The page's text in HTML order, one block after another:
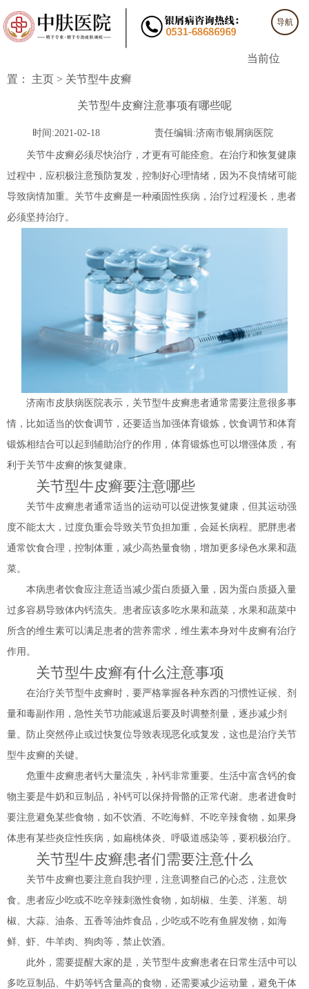
导航
当前位
置： 主页 > 关节型牛皮癣
关节型牛皮癣注意事项有哪些呢
时间:2021-02-18 责任编辑:济南市银屑病医院
关节牛皮癣必须尽快治疗，才更有可能痊愈。在治疗和恢复健康
过程中，应积极注意预防复发，控制好心理情绪，因为不良情绪可能
导致病情加重。关节牛皮癣是一种顽固性疾病，治疗过程漫长，患者
必须坚持治疗。
济南市皮肤病医院表示，关节型牛皮癣患者通常需要注意很多事
情，比如适当的饮食调节，还要适当加强体育锻炼，饮食调节和体育
锻炼相结合可以起到辅助治疗的作用，体育锻炼也可以增强体质，有
利于关节牛皮癣的恢复健康。
关节型牛皮癣要注意哪些
关节牛皮癣患者通常适当的运动可以促进恢复健康，但其运动强
度不能太大，过度负重会导致关节负担加重，会延长病程。肥胖患者
通常饮食合理，控制体重，减少高热量食物，增加更多绿色水果和蔬
菜。
本病患者饮食应注意适当减少蛋白质摄入量，因为蛋白质摄入量
过多容易导致体内钙流失。患者应该多吃水果和蔬菜，水果和蔬菜中
所含的维生素可以满足患者的营养需求，维生素本身对牛皮癣有治疗
作用。
关节型牛皮癣有什么注意事项
在治疗关节型牛皮癣时，要严格掌握各种东西的习惯性证候、剂
量和毒副作用，急性关节功能减退后要及时调整剂量，逐步减少剂
量。防止突然停止或过快复位导致表现恶化或复发，这也是治疗关节
型牛皮癣的关键。
危重牛皮癣患者钙大量流失，补钙非常重要。生活中富含钙的食
物主要是牛奶和豆制品，补钙可以保持骨骼的正常代谢。患者进食时
要注意避免某些食物，如不饮酒、不吃海鲜、不吃辛辣食物，如果身
体患有某些炎症性疾病，如扁桃体炎、呼吸道感染等，要积极治疗。
关节型牛皮癣患者们需要注意什么
关节牛皮癣也要注意自我护理，注意调整自己的心态，注意饮
食。患者应少吃或不吃辛辣刺激性食物，如胡椒、生姜、洋葱、胡
椒、大蒜、油条、五香等油炸食品，少吃或不吃有鱼腥发物，如海
鲜、虾、牛羊肉、狗肉等，禁止饮酒。
此外，需要提醒大家的是，关节型牛皮癣患者在日常生活中可以
多吃豆制品、牛奶等钙含量高的食物，还需要减少运动量，避免干体